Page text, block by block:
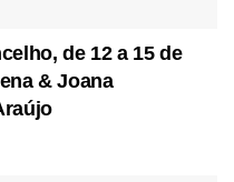
de 12 a 15 de
& Joana